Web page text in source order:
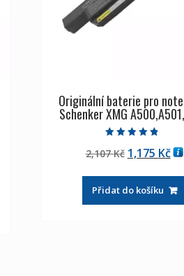
Originální baterie pro
Schenker XMG
4.50
z 5
2,107Kč Původní
byla:
2,107 Kč
1,175 Kč
je:
Přidat do košíku